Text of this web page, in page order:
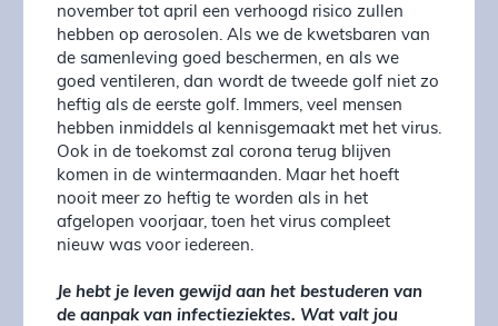
november tot april een verhoogd risico zullen
hebben op aerosolen. Als we de kwetsbaren van
de samenleving goed beschermen, en als we
goed ventileren, dan wordt de tweede golf niet zo
heftig als de eerste golf. Immers, veel mensen
hebben inmiddels al kennisgemaakt met het virus.
Ook in de toekomst zal corona terug blijven
komen in de wintermaanden. Maar het hoeft
nooit meer zo heftig te worden als in het
afgelopen voorjaar, toen het virus compleet
nieuw was voor iedereen.
Je hebt je leven gewijd aan het bestuderen van
de aanpak van infectieziektes. Wat valt jou